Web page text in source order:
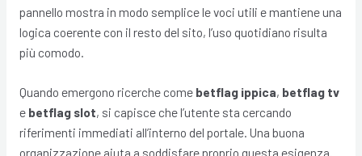
pannello mostra in modo semplice le voci utili e mantiene una
logica coerente con il resto del sito, l’uso quotidiano risulta
più comodo.
Quando emergono ricerche come betflag ippica, betflag tv
e betflag slot, si capisce che l’utente sta cercando
riferimenti immediati all’interno del portale. Una buona
organizzazione aiuta a soddisfare proprio questa esigenza.